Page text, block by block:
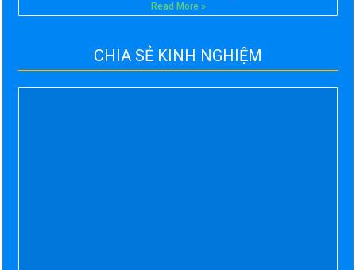
Read More »
CHIA SẺ KINH NGHIỆM